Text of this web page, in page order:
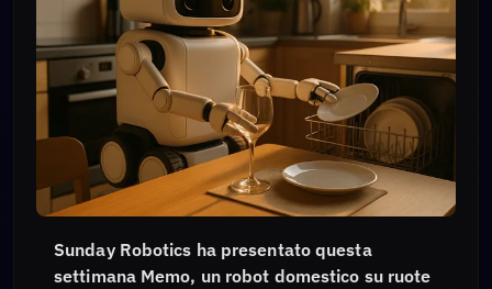
Sunday Robotics ha presentato questa
settimana Memo, un robot domestico su ruote